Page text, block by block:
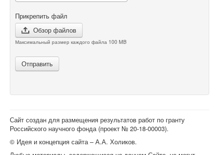
Прикрепить файл
Обзор файлов
Максимальный размер каждого файла 100 MB
Отправить
Сайт создан для размещения результатов работ по гранту
Российского научного фонда (проект № 20-18-00003).
© Идея и концепция сайта – А.А. Холиков.